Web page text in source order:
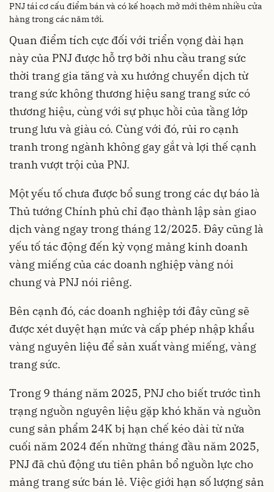
PNJ tái cơ cấu điểm bán và có kế hoạch mở mới thêm nhiều cửa
hàng trong các năm tới.
Quan điểm tích cực đối với triển vọng dài hạn
này của PNJ được hỗ trợ bởi nhu cầu trang sức
thời trang gia tăng và xu hướng chuyển dịch từ
trang sức không thương hiệu sang trang sức có
thương hiệu, cùng với sự phục hồi của tầng lớp
trung lưu và giàu có. Cùng với đó, rủi ro cạnh
tranh trong ngành không gay gắt và lợi thế cạnh
tranh vượt trội của PNJ.
Một yếu tố chưa được bổ sung trong các dự báo là
Thủ tướng Chính phủ chỉ đạo thành lập sàn giao
dịch vàng ngay trong tháng 12/2025. Đây cũng là
yếu tố tác động đến kỳ vọng mảng kinh doanh
vàng miếng của các doanh nghiệp vàng nói
chung và PNJ nói riêng.
Bên cạnh đó, các doanh nghiệp tới đây cũng sẽ
được xét duyệt hạn mức và cấp phép nhập khẩu
vàng nguyên liệu để sản xuất vàng miếng, vàng
trang sức.
Trong 9 tháng năm 2025, PNJ cho biết trước tình
trạng nguồn nguyên liệu gặp khó khăn và nguồn
cung sản phẩm 24K bị hạn chế kéo dài từ nửa
cuối năm 2024 đến những tháng đầu năm 2025,
PNJ đã chủ động ưu tiên phân bổ nguồn lực cho
mảng trang sức bán lẻ. Việc giới hạn số lượng sản